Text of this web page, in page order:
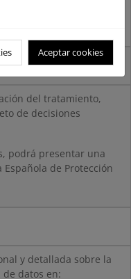
del tratamiento,
de decisiones
podrá presentar una
de Protección
y detallada sobre la
datos en:
Aceptar cookies